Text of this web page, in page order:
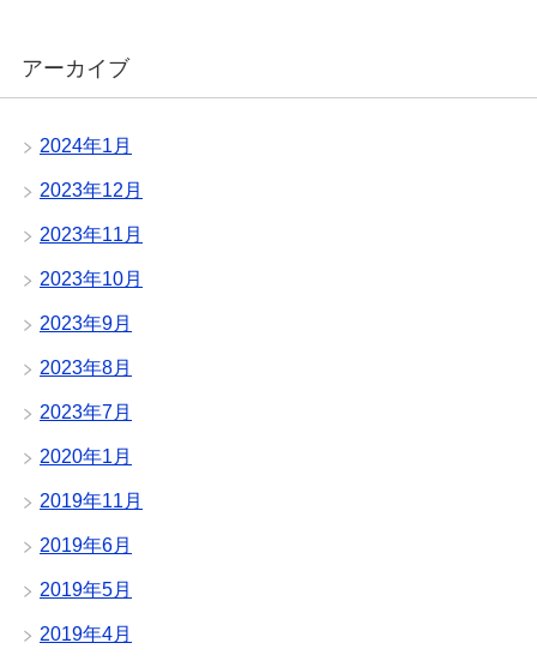
アーカイブ
2024年1月
2023年12月
2023年11月
2023年10月
2023年9月
2023年8月
2023年7月
2020年1月
2019年11月
2019年6月
2019年5月
2019年4月